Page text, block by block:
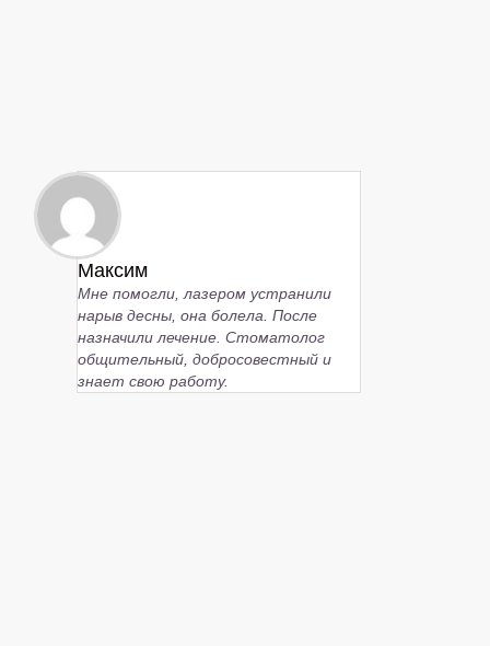
Максим
Мне помогли, лазером устранили
нарыв десны, она болела. После
назначили лечение. Стоматолог
общительный, добросовестный и
знает свою работу.